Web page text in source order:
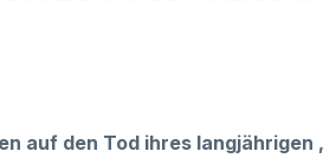
auf den Tod ihres langjährigen